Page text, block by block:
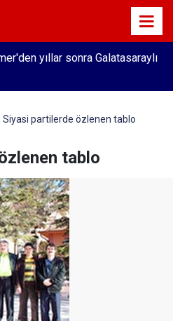
yıllar sonra Galatasaraylı
Siyasi partilerde özlenen tablo
tablo